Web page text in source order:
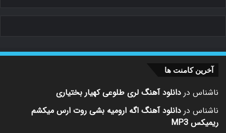
آخرین کامنت ها
ناشناس در دانلود آهنگ لری طلوعی کهیار بختیاری
ناشناس در دانلود آهنگ اگه ارومیه بشی روت ارس میکشم
ریمیکس MP3